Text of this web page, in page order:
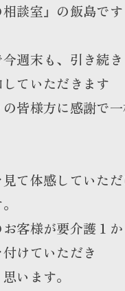
相談室』の飯島です
週末も、引き続
ていただきます
皆様方に感謝で
て体感していた
お客様が要介護１
けていただき
います。